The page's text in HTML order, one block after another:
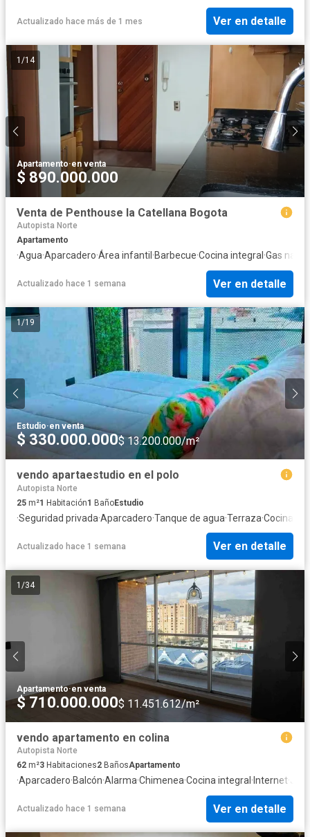
Actualizado hace más de 1 mes Ver en detalle
1 /14
Apartamento·en venta
$ 890.000.000
Venta de Penthouse la Catellana Bogota
Autopista Norte
Apartamento
·Agua·Aparcadero·Área infantil ·Barbecue·Cocina integral ·Gas
Actualizado hace 1 semana Ver en detalle
1 /19
Estudio·en venta
$ 330.000.000$ 13.200.000/m²
vendo apartaestudio en el polo
Autopista Norte
25 m²1 Habitación1 BañoEstudio
·Seguridad privada·Aparcadero·Tanque de agua·Terraza·Cocina
Actualizado hace 1 semana Ver en detalle
1 /34
Apartamento·en venta
$ 710.000.000$ 11.451.612/m²
vendo apartamento en colina
Autopista Norte
62 m²3 Habitaciones2 BañosApartamento
·Aparcadero·Balcón·Alarma·Chimenea·Cocina integral · Internet·
Actualizado hace 1 semana Ver en detalle